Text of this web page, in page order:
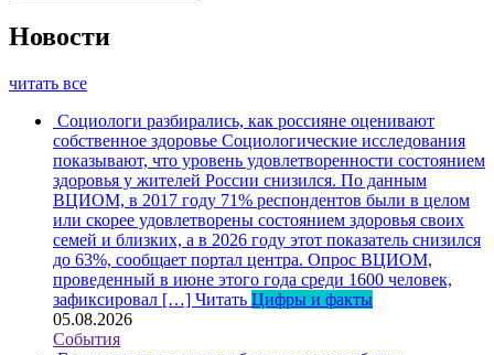
Новости
читать все
Социологи разбирались, как россияне оценивают
собственное здоровье Социологические исследования
показывают, что уровень удовлетворенности состоянием
здоровья у жителей России снизился. По данным
ВЦИОМ, в 2017 году 71% респондентов были в целом
или скорее удовлетворены состоянием здоровья своих
семей и близких, а в 2026 году этот показатель снизился
до 63%, сообщает портал центра. Опрос ВЦИОМ,
проведенный в июне этого года среди 1600 человек,
зафиксировал […] Читать Цифры и факты
05.08.2026
События